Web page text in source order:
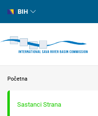
BIH
Početna
Sastanci Strana